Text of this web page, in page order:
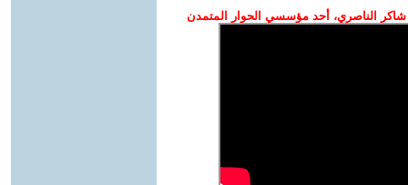
الناصري، أحد مؤسسي الحوار المتمدن